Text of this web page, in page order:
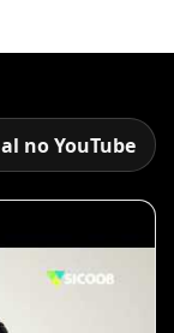
no YouTube